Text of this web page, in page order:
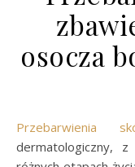
osocza
Przebarwienia
dermatologiczny,